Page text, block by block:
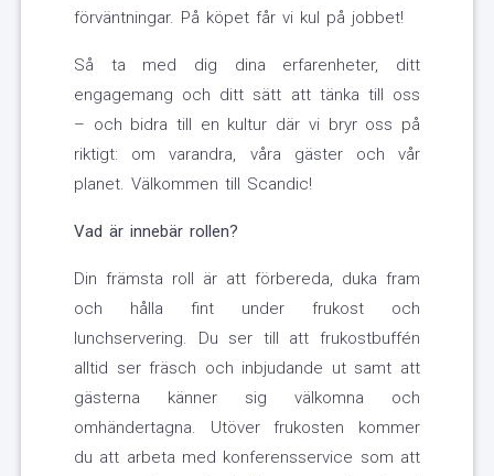
förväntningar. På köpet får vi kul på jobbet!
Så ta med dig dina erfarenheter, ditt
engagemang och ditt sätt att tänka till oss
– och bidra till en kultur där vi bryr oss på
riktigt: om varandra, våra gäster och vår
planet. Välkommen till Scandic!
Vad är innebär rollen?
Din främsta roll är att förbereda, duka fram
och hålla fint under frukost och
lunchservering. Du ser till att frukostbuffén
alltid ser fräsch och inbjudande ut samt att
gästerna känner sig välkomna och
omhändertagna. Utöver frukosten kommer
du att arbeta med konferensservice som att